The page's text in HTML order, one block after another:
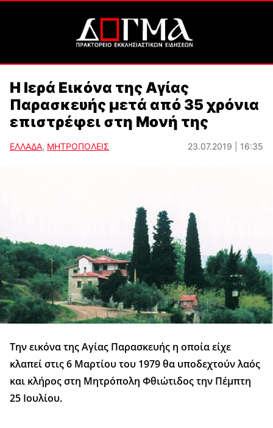
Η Ιερά Εικόνα της Αγίας
Παρασκευής μετά από 35 χρόνια
επιστρέφει στη Μονή της
ΕΛΛΑΔΑ, ΜΗΤΡΟΠΟΛΕΙΣ 23.07.2019 | 16:35
Την εικόνα της Αγίας Παρασκευής η οποία είχε
κλαπεί στις 6 Μαρτίου του 1979 θα υποδεχτούν λαός
και κλήρος στη Μητρόπολη Φθιώτιδος την Πέμπτη
25 Ιουλίου.